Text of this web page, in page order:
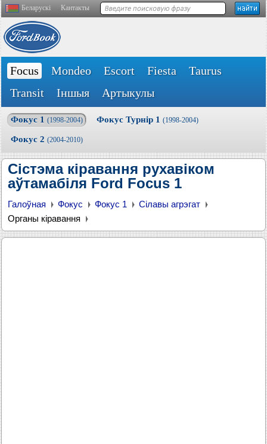
Беларускі Кантакты
Focus Mondeo Escort Fiesta
Taurus
Transit
Іншыя Артыкулы
Фокус 1 (1998-2004) Фокус Турнір 1 (1998-2004)
Фокус 2 (2004-2010)
Сістэма кіравання рухавіком
аўтамабіля Ford Focus 1
Галоўная Фокус Фокус 1
Сілавы агрэгат
Органы кіравання